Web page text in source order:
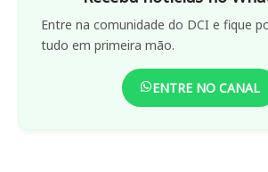
Entre na comunidade do DCI e fique
tudo em primeira mão.
ENTRE NO CANAL